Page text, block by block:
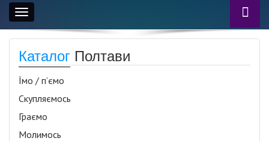
Toggle
navigation
Каталог Полтави
Їмо / п’ємо
Скупляємось
Граємо
Молимось